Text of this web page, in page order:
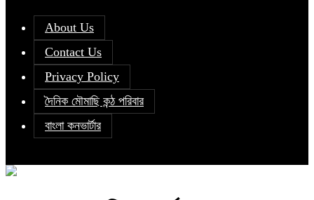
About Us
Contact Us
Privacy Policy
দৈনিক মৌমাছি কন্ঠ পরিবার
বাংলা কনভার্টার